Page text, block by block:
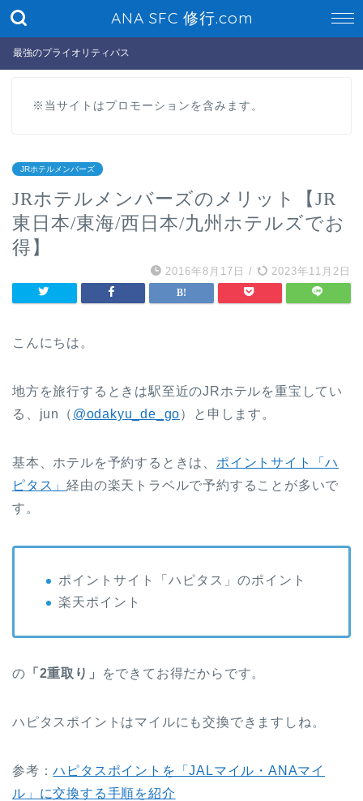
ANA SFC 修行.com
最強のプライオリティパス
※当サイトはプロモーションを含みます。
JRホテルメンバーズ
JRホテルメンバーズのメリット【JR
東日本/東海/西日本/九州ホテルズでお
得】
2016年8月17日 / 2023年11月2日
こんにちは。
地方を旅行するときは駅至近のJRホテルを重宝してい
る、jun（ @odakyu_de_go）と申します。
基本、ホテルを予約するときは、 ポイントサイト「ハ
ピタス」経由の楽天トラベルで予約することが多いで
す。
ポイントサイト「ハピタス」のポイント
楽天ポイント
の 「2重取り」 をできてお得だからです。
ハピタスポイントはマイルにも交換できますしね。
参考：ハピタスポイントを「JALマイル・ANAマイ
ル」に交換する手順を紹介